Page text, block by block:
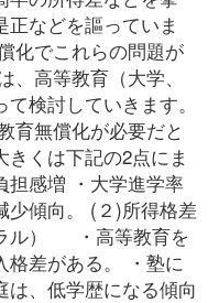
などを謳っていま
化でこれらの問題が
高等教育（大学、
検討していきます。
育無償化が必要だと
くは下記の2点にま
担感増 ・大学進学率
少傾向。 (２)所得格差
ル） ・高等教育を
格差がある。 ・塾に
、低学歴になる傾向